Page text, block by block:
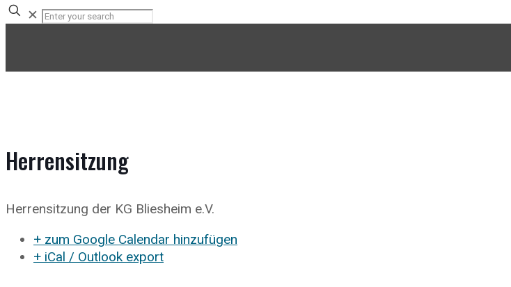
✕
Herrensitzung
Herrensitzung der KG Bliesheim e.V.
+ zum Google Calendar hinzufügen
+ iCal / Outlook export